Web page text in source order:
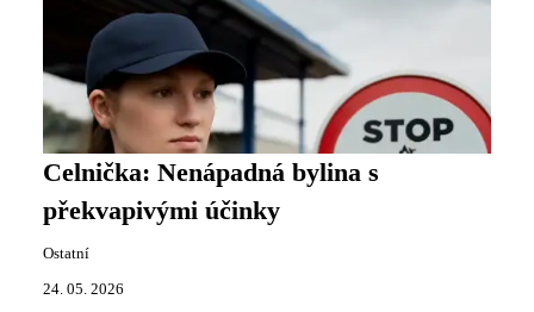
Celnička: Nenápadná bylina s
překvapivými účinky
Ostatní
24. 05. 2026